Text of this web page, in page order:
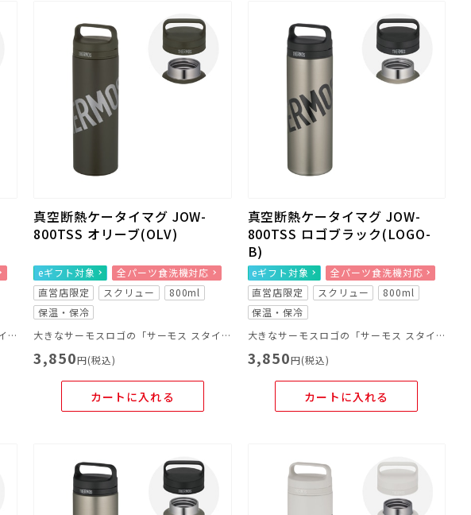
大きなサーモスロゴの「サーモス スタイリングシリーズ LOGO」
真空断熱ケータイマグ JOW-
800TSS オリーブ(OLV)
eギフト対象
全パーツ食洗機対応
直営店限定
スクリュー
800ml
保温・保冷
大きなサーモスロゴの「サーモス スタイリングシリーズ LOGO」
3,850円(税込)
カートに入れる
真空断熱ケータイマグ JOW-
800TSS ロゴブラック(LOGO-
B)
eギフト対象
全パーツ食洗機対応
直営店限定
スクリュー
800ml
保温・保冷
大きなサーモスロゴの「サーモス スタイリングシリーズ LOGO」
3,850円(税込)
カートに入れる